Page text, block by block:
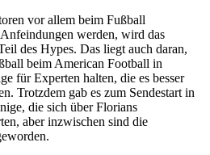
vor allem beim Fußball
werden, wird das
des Hypes. Das liegt auch daran,
beim American Football in
für Experten halten, die es besser
Trotzdem gab es zum Sendestart in
die sich über Florians
aber inzwischen sind die